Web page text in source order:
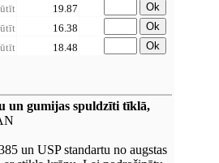
19.87
Ok
16.38
Ok
18.48 Ok
un gumijas spuldzīti tīklā,
un USP standartu no augstas